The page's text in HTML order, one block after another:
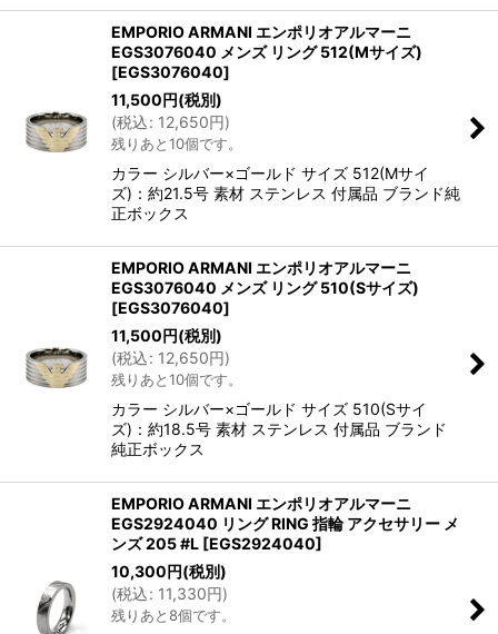
EMPORIO ARMANI エンポリオアルマーニ
EGS3076040 メンズ リング 512(Mサイズ)
[EGS3076040]
11,500円(税別)
(税込: 12,650円)
残りあと10個です。
カラー シルバー×ゴールド サイズ 512(Mサイ
ズ)：約21.5号 素材 ステンレス 付属品 ブランド純
正ボックス
EMPORIO ARMANI エンポリオアルマーニ
EGS3076040 メンズ リング 510(Sサイズ)
[EGS3076040]
11,500円(税別)
(税込: 12,650円)
残りあと10個です。
カラー シルバー×ゴールド サイズ 510(Sサイ
ズ)：約18.5号 素材 ステンレス 付属品 ブランド
純正ボックス
EMPORIO ARMANI エンポリオアルマーニ
EGS2924040 リング RING 指輪 アクセサリー メ
ンズ 205 #L [EGS2924040]
10,300円(税別)
(税込: 11,330円)
残りあと8個です。